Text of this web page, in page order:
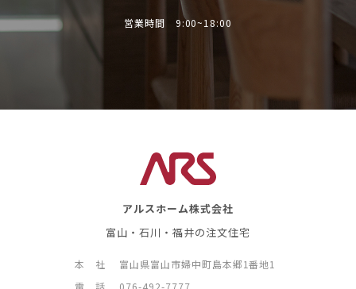
営業時間 9:00~18:00
アルスホーム株式会社
富山・石川・福井の注文住宅
本 社
富山県富山市婦中町島本郷1番地1